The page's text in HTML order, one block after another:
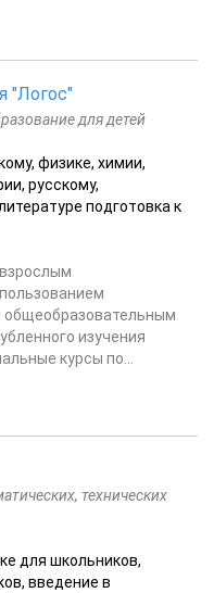
"Логос"
для детей
физике, химии,
русскому,
подготовка к
общеобразовательным
изучения
курсы по...
технических
для школьников,
введение в